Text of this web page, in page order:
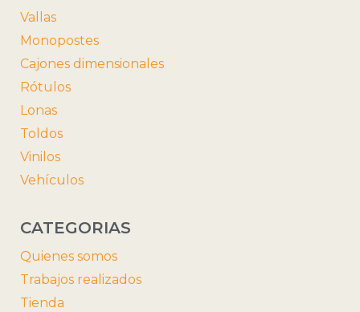
Vallas
Monopostes
Cajones dimensionales
Rótulos
Lonas
Toldos
Vinilos
Vehículos
CATEGORIAS
Quienes somos
Trabajos realizados
Tienda